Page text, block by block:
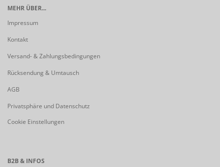
MEHR ÜBER...
Impressum
Kontakt
Versand- & Zahlungsbedingungen
Rücksendung & Umtausch
AGB
Privatsphäre und Datenschutz
Cookie Einstellungen
B2B & INFOS